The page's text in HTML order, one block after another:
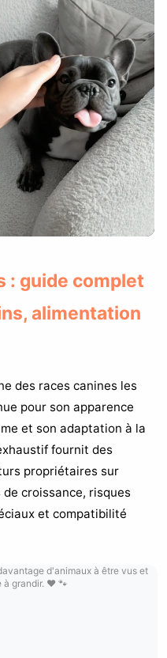
: guide complet
alimentation
des races canines les
pour son apparence
et son adaptation à la
fournit des
propriétaires sur
croissance, risques
et compatibilité
d'animaux à être vus et
à grandir. ❤️ 🐾